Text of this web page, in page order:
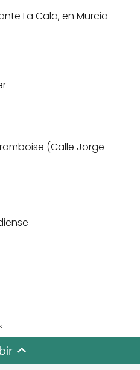
La Cala, en Murcia
(Calle Jorge